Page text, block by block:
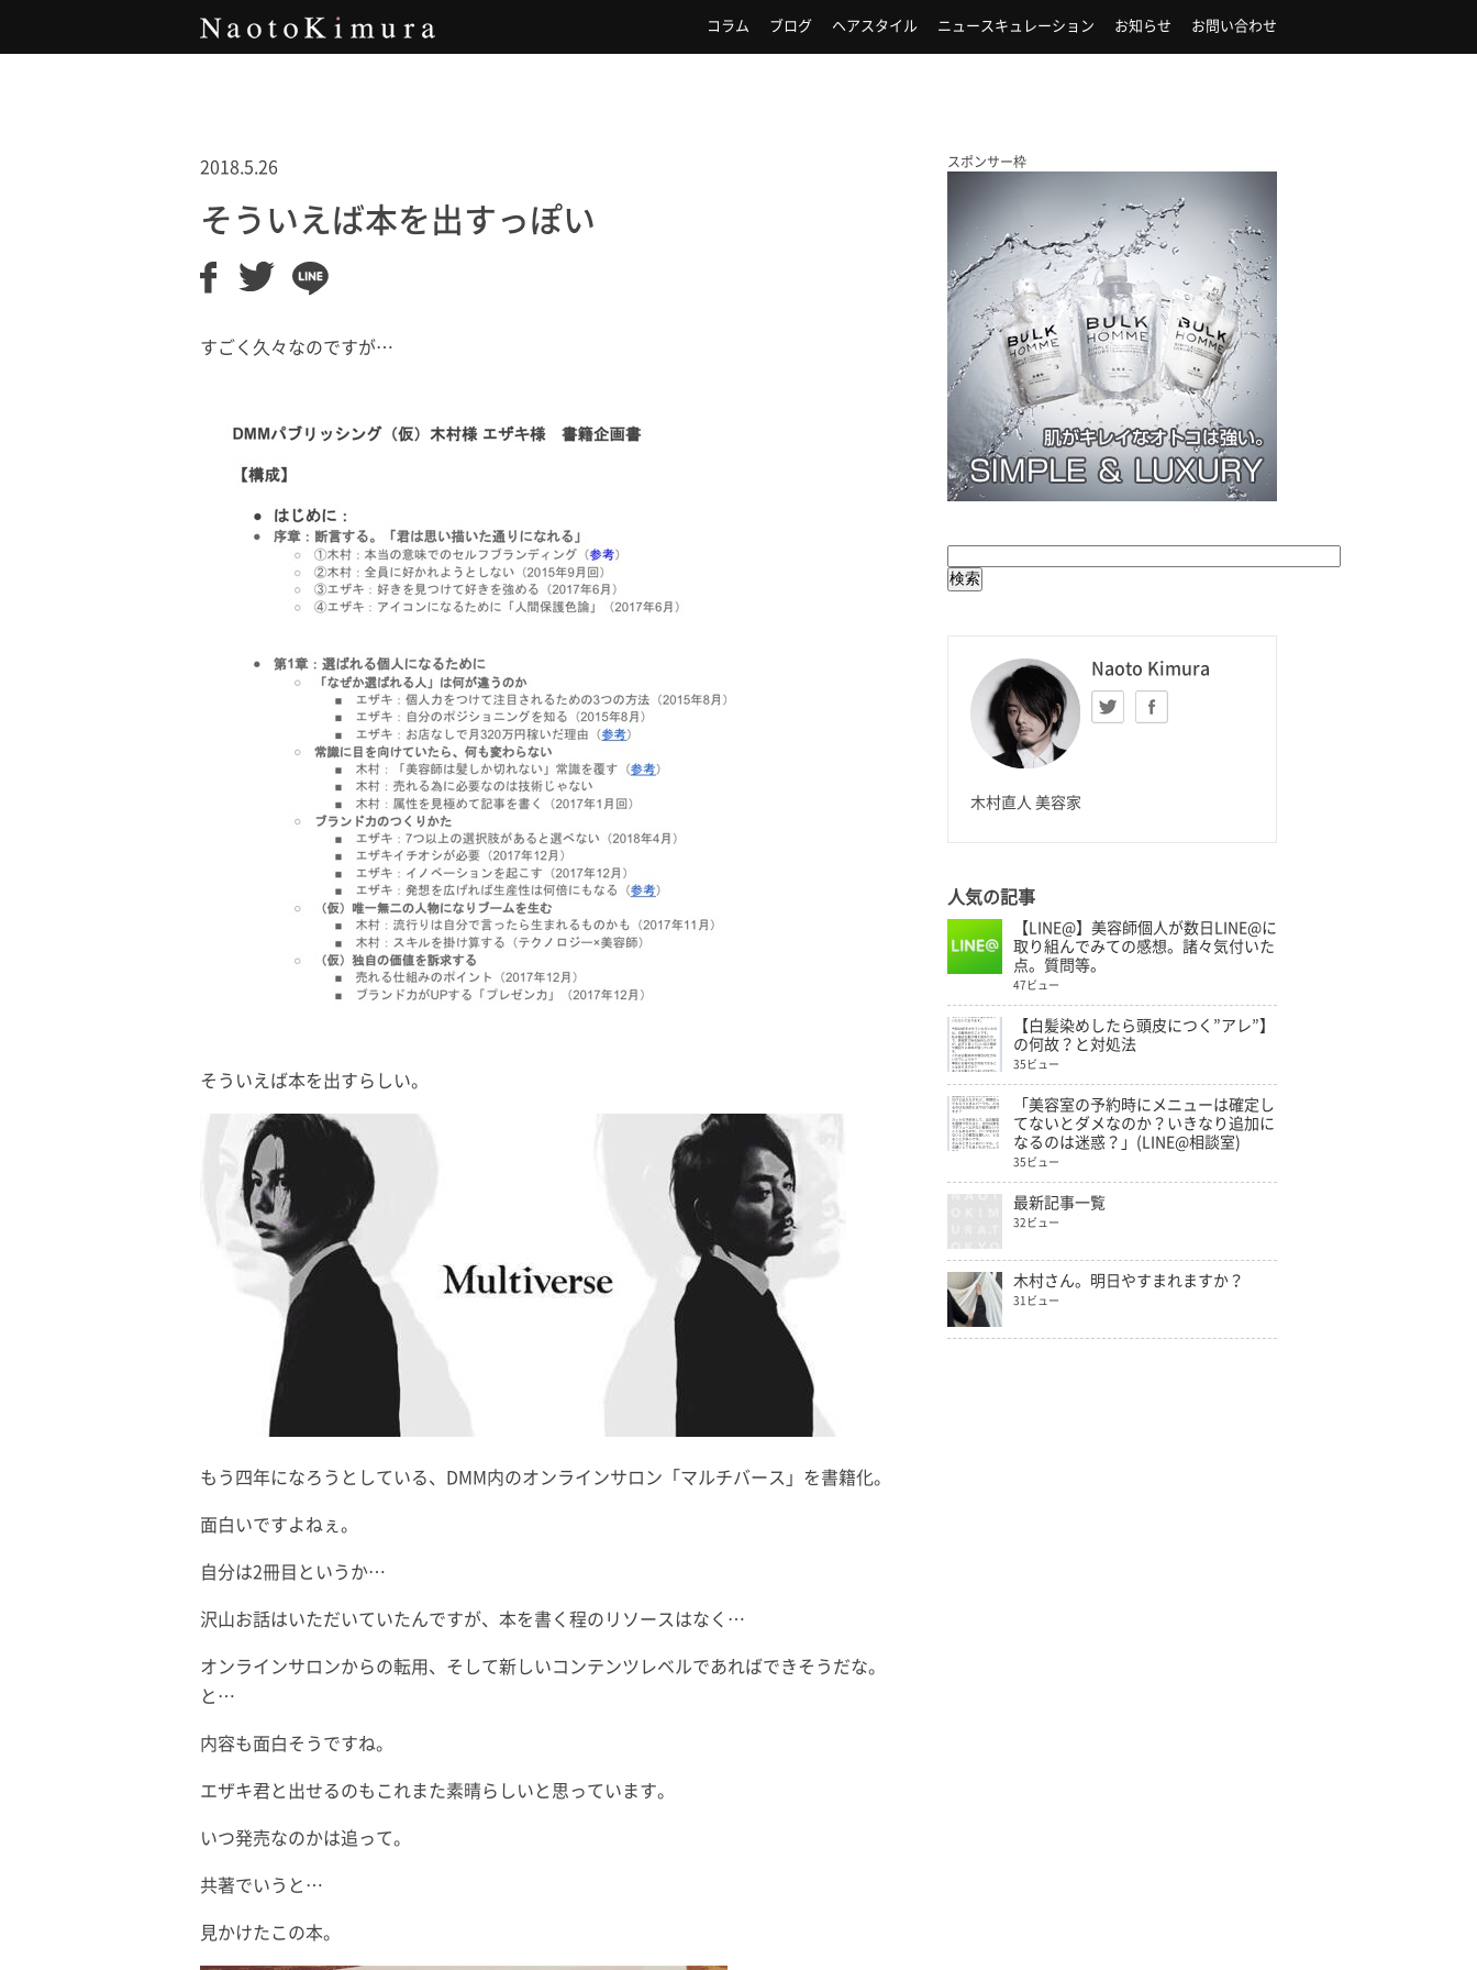
コラム ブログ ヘアスタイル ニュースキュレーション お知らせ お問い合わせ
2018.5.26
そういえば本を出すっぽい
すごく久々なのですが…
そういえば本を出すらしい。
もう四年になろうとしている、DMM内のオンラインサロン「マルチバース」を書籍化。
面白いですよねぇ。
自分は2冊目というか…
沢山お話はいただいていたんですが、本を書く程のリソースはなく…
オンラインサロンからの転用、そして新しいコンテンツレベルであればできそうだな。
と…
内容も面白そうですね。
エザキ君と出せるのもこれまた素晴らしいと思っています。
いつ発売なのかは追って。
共著でいうと…
見かけたこの本。
スポンサー枠
Naoto Kimura
木村直人 美容家
人気の記事
【LINE@】美容師個人が数日LINE@に
取り組んでみての感想。諸々気付いた
点。質問等。
47ビュー
【白髪染めしたら頭皮につく”アレ”】
の何故？と対処法
35ビュー
「美容室の予約時にメニューは確定し
てないとダメなのか？いきなり追加に
なるのは迷惑？」(LINE@相談室)
35ビュー
最新記事一覧
32ビュー
木村さん。明日やすまれますか？
31ビュー